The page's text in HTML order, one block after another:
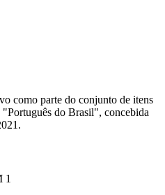
como parte do conjunto de itens
do Brasil", concebida
1